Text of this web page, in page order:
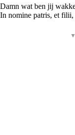
Damn wat ben jij
In nomine patris, et filii,